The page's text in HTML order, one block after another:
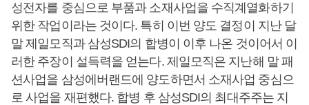
성전자를 중심으로 부품과 소재사업을 수직계열화하기
위한 작업이라는 것이다. 특히 이번 양도 결정이 지난 달
말 제일모직과 삼성SDI의 합병이 이후 나온 것이어서 이
러한 주장이 설득력을 얻는다. 제일모직은 지난해 말 패
션사업을 삼성에버랜드에 양도하면서 소재사업 중심으
로 사업을 재편했다. 합병 후 삼성SDI의 최대주주는 지